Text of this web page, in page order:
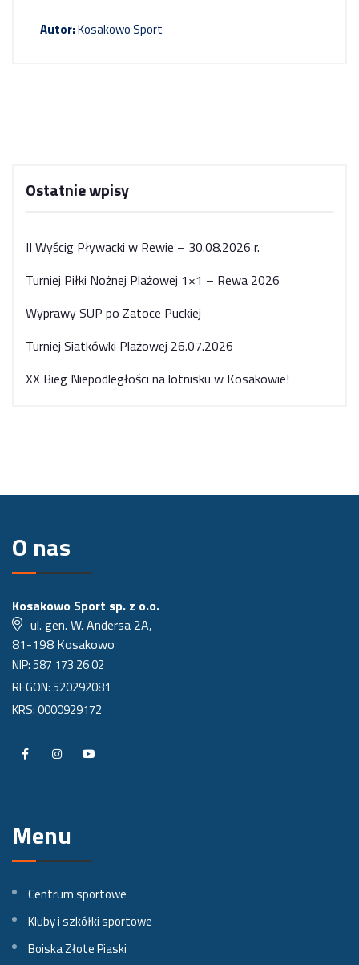
Autor:Kosakowo Sport
Ostatnie wpisy
II Wyścig Pływacki w Rewie – 30.08.2026 r.
Turniej Piłki Nożnej Plażowej 1×1 – Rewa 2026
Wyprawy SUP po Zatoce Puckiej
Turniej Siatkówki Plażowej 26.07.2026
XX Bieg Niepodległości na lotnisku w Kosakowie!
O nas
Kosakowo Sport sp. z o.o.
ul. gen. W. Andersa 2A,
81-198 Kosakowo
NIP: 587 173 26 02
REGON: 520292081
KRS: 0000929172
P
f
P
f
Menu
Centrum sportowe
Kluby i szkółki sportowe
Boiska Złote Piaski